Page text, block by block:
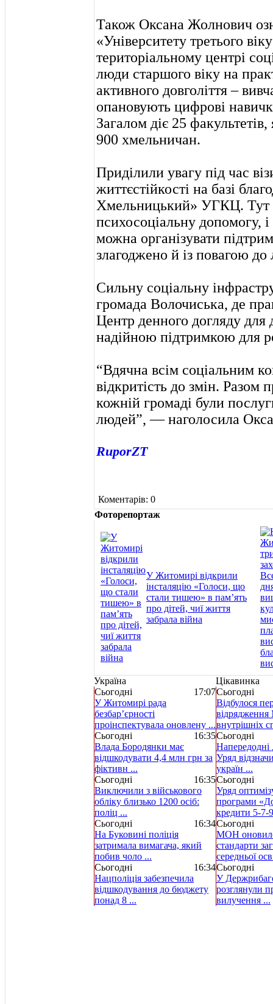
Також Оксана Жолнович
«Університету третього
територіальному центрі
люди старшого віку на
активного довголіття –
опановують цифрові
Загалом діє 25
900 хмельничан.
Приділили увагу під час
життєстійкості на базі
Хмельницький» УГКЦ. Тут
психосоціальну допомогу,
можна організувати
злагоджено й із повагою до
Сильну соціальну
громада Волочиська, де
Центр денного догляду для
надійною підтримкою для
“Вдячна всім соціальним
відкритість до змін.
кожній громаді були
людей”, — наголосила
RuporZT
Коментарів: 0
Фоторепортаж
У Житомирі відкрили
інсталяцію «Голоси, що
стали тишею» в пам’ять
про дітей, чиї життя
забрала війна
Україна
Цікавинка
Сьогодні
17:07
У Житомирі рада
безбар’єрності
проінспектувала оновлену ...
Сьогодні
16:35
Влада Бородянки має
відшкодувати 4,4 млн грн за
фіктивн ...
Сьогодні
16:35
Виключили з військового
обліку близько 1200 осіб:
поліц ...
Сьогодні
16:34
На Буковині поліція
затримала вимагача, який
побив чоло ...
Сьогодні
16:34
Нацполіція забезпечила
відшкодування до бюджету
понад 8 ...
Сьогодні
Відбулося
відрядження
внутрішніх
Сьогодні
Напередодні
Уряд
україн ...
Сьогодні
Уряд
програми
кредити 5-7-
Сьогодні
МОН
стандарти
середньої
Сьогодні
У
розглянули
вилучення ...